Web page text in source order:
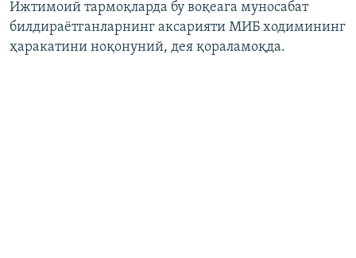
Ижтимоий тармоқларда бу воқеага муносабат
билдираётганларнинг аксарияти МИБ ходимининг
ҳаракатини ноқонуний, дея қораламоқда.